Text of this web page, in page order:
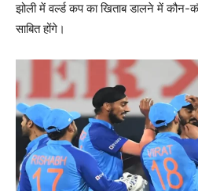
झोली में वर्ल्ड कप का खिताब डालने में
साबित होंगे।